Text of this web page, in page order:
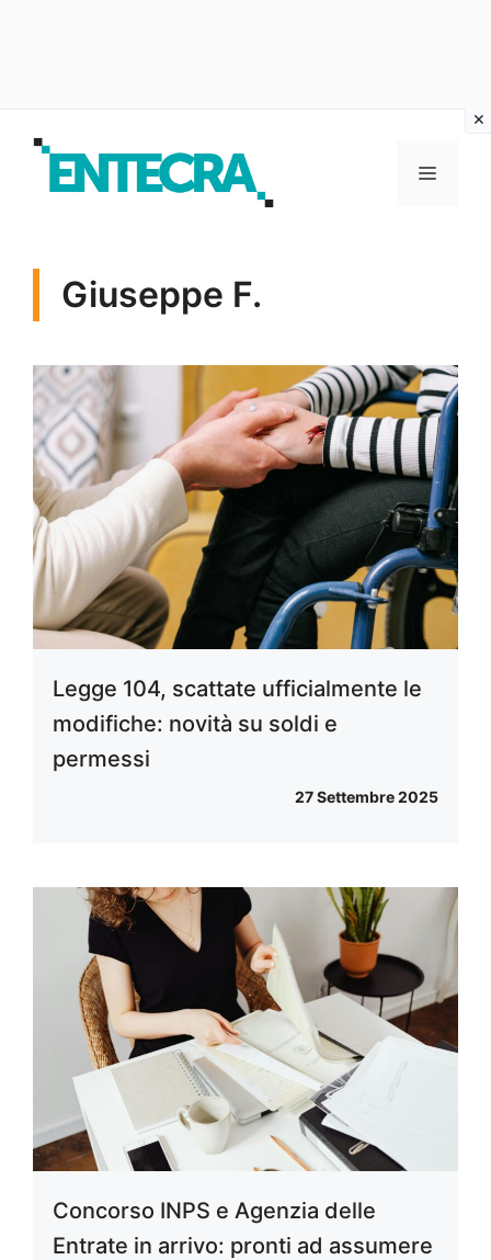
contenuto
MENU
Giuseppe F.
Legge 104, scattate ufficialmente le
modifiche: novità su soldi e
permessi
27 Settembre 2025
Concorso INPS e Agenzia delle
Entrate in arrivo: pronti ad assumere